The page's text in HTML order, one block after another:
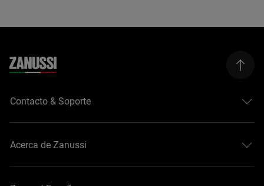
Contacto & Soporte
Acerca de Zanussi